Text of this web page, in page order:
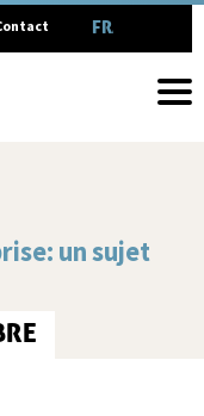
FRANÇAIS
un sujet